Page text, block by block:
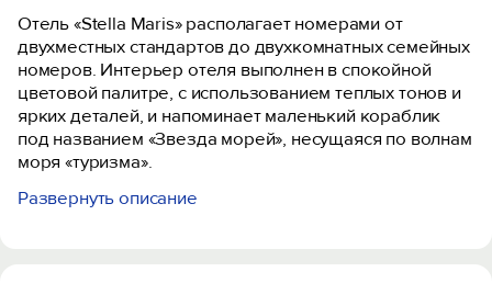
Отель «Stella Maris» располагает номерами от
двухместных стандартов до двухкомнатных семейных
номеров. Интерьер отеля выполнен в спокойной
цветовой палитре, с использованием теплых тонов и
ярких деталей, и напоминает маленький кораблик
под названием «Звезда морей», несущаяся по волнам
моря «туризма».
Инфраструктура, включает:
Развернуть описание